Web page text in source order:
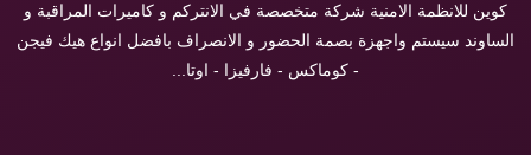
كوين للانظمة الامنية شركة متخصصة في الانتركم و كاميرات المراقبة و
الساوند سيستم واجهزة بصمة الحضور و الانصراف بافضل انواع هيك فيجن
- كوماكس - فارفيزا - اوتا...